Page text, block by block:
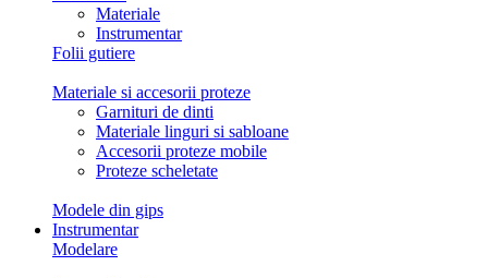
Materiale
Instrumentar
Folii gutiere
Materiale si accesorii proteze
Garnituri de dinti
Materiale linguri si sabloane
Accesorii proteze mobile
Proteze scheletate
Modele din gips
Instrumentar
Modelare